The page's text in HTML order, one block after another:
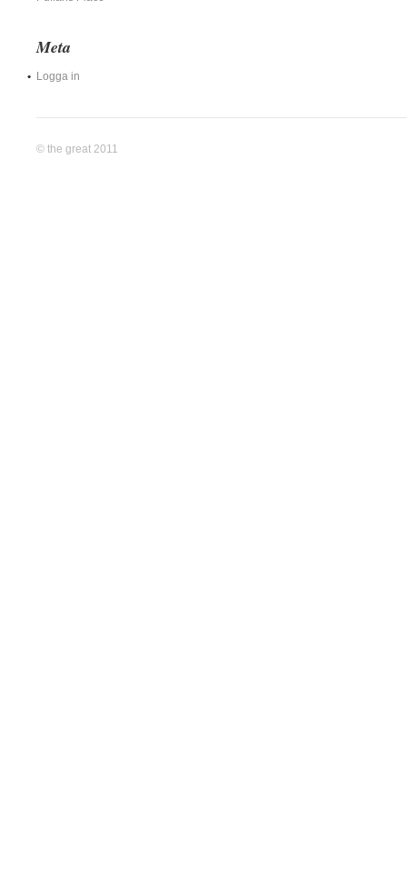
Meta
Logga in
© the great 2011